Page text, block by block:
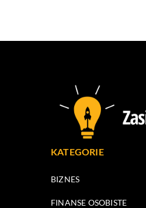
KATEGORIE
BIZNES
FINANSE OSOBISTE